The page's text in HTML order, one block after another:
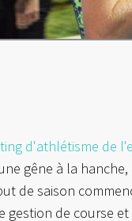
d'athlétisme de
gêne à la
de saison
gestion de course